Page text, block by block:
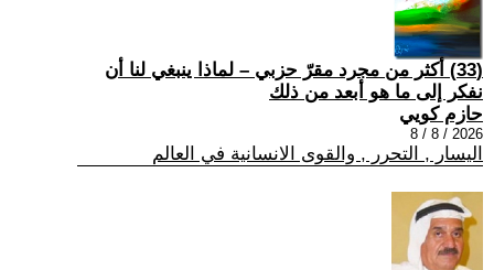
(33) أكثر من مجرد مقرّ حزبي – لماذا ينبغي لنا أن
نفكر إلى ما هو أبعد من ذلك
حازم كويي
2026 / 8 / 8
اليسار , التحرر , والقوى الانسانية في العالم